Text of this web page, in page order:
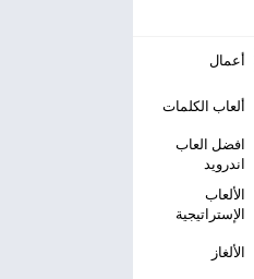
أعمال
ألعاب الكلمات
افضل العاب
اندرويد
الألعاب
الإستراتيجية
الألغاز